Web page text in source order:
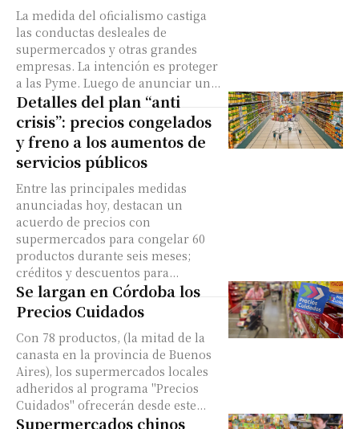
La medida del oficialismo castiga
las conductas desleales de
supermercados y otras grandes
empresas. La intención es proteger
a las Pyme. Luego de anunciar un...
Detalles del plan “anti
crisis”: precios congelados
y freno a los aumentos de
servicios públicos
Entre las principales medidas
anunciadas hoy, destacan un
acuerdo de precios con
supermercados para congelar 60
productos durante seis meses;
créditos y descuentos para...
Se largan en Córdoba los
Precios Cuidados
Con 78 productos, (la mitad de la
canasta en la provincia de Buenos
Aires), los supermercados locales
adheridos al programa "Precios
Cuidados" ofrecerán desde este...
Supermercados chinos